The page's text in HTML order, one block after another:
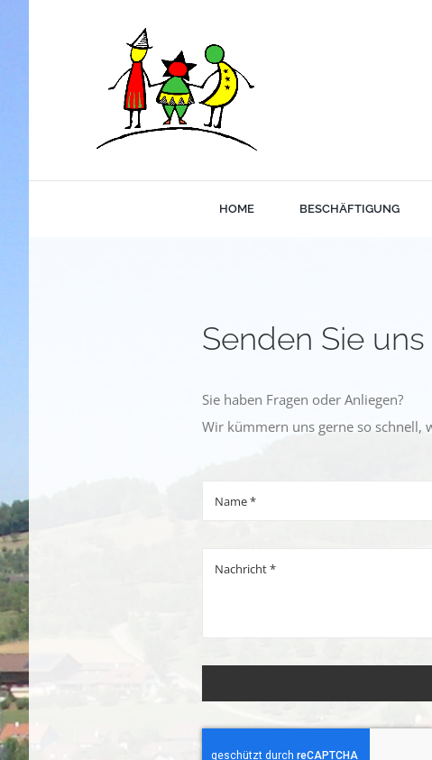
HOME BESCHÄFTIGUNG
Senden Sie
Sie haben Fragen oder Anliegen?
Wir kümmern uns gerne so schnell,